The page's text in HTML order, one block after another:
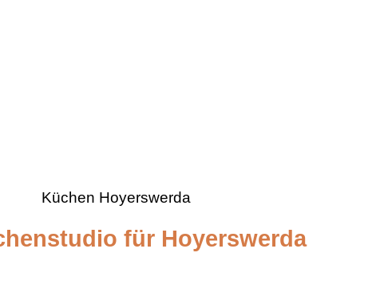
Küchen Hoyerswerda
für Hoyerswerda